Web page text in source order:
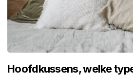
Hoofdkussens, welke